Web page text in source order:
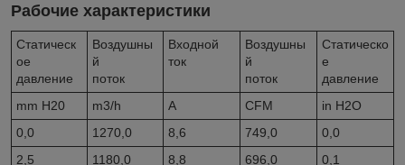
Рабочие характеристики
Статическ
ое
давление
Воздушны
й
поток
Входной
ток
Воздушны
й
поток
Статическо
е
давление
mm H20
m3/h A CFM
in H2O
0,0
1270,0 8,6 749,0
0,0
2,5
1180,0 8,8 696,0
0,1